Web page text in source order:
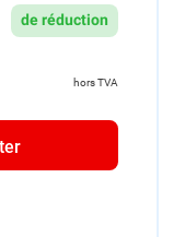
de réduction
hors TVA